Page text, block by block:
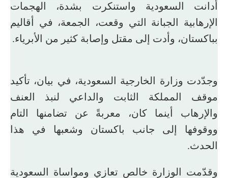
أدانت السعودية واستنكرت بشدة، الهجمات
الإرهابية الجبانة التي وقعت، الجمعة، في أقاليم
بباكستان، وأدت إلى مقتل وإصابة كثير من الأبرياء.
وجدّدت وزارة الخارجية السعودية، في بيان، تأكيد
موقف المملكة الثابت والداعي لنبذ العنف
والإرهاب أينما كان، معربةً عن تضامنها التام
ووقوفها إلى جانب باكستان وشعبها في هذا
الحدث.
وقدّمت الوزارة خالص تعازي ومواساة السعودية